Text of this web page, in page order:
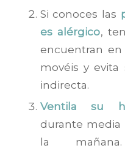
Si conoces las
es alérgico,
encuentran
movéis y evita
indirecta.
Ventila su
durante media
la